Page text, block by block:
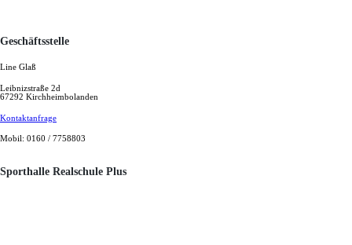
Geschäftsstelle
Line Glaß
Leibnizstraße 2d
67292 Kirchheimbolanden
Kontaktanfrage
Mobil: 0160 / 7758803
Sporthalle Realschule Plus